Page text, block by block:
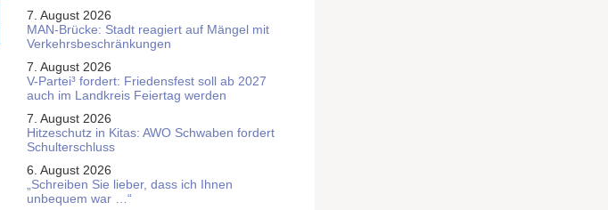
7. August 2026
MAN-Brücke: Stadt reagiert auf Mängel mit
Verkehrsbeschränkungen
7. August 2026
V-Partei­³ fordert: Friedens­fest soll ab 2027
auch im Land­kreis Feier­tag werden
7. August 2026
Hitzeschutz in Kitas: AWO Schwaben fordert
Schulterschluss
6. August 2026
„Schreiben Sie lieber, dass ich Ihnen
unbequem war …“